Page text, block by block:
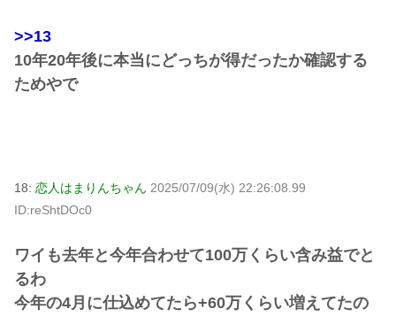
>>13
10年20年後に本当にどっちが得だったか確認する
ためやで
18: 恋人はまりんちゃん 2025/07/09(水) 22:26:08.99
ID:reShtDOc0
ワイも去年と今年合わせて100万くらい含み益でと
るわ
今年の4月に仕込めてたら+60万くらい増えてたの